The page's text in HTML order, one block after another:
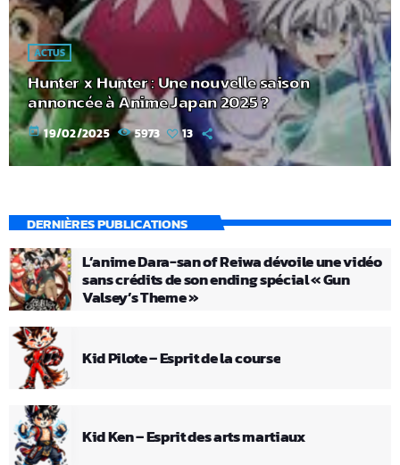
ACTUS
Hunter x Hunter : Une nouvelle saison
annoncée à Anime Japan 2025 ?
today 19/02/2025 5973 13
DERNIÈRES PUBLICATIONS
L’anime Dara-san of Reiwa dévoile une vidéo
sans crédits de son ending spécial « Gun
Valsey’s Theme »
Kid Pilote – Esprit de la course
Kid Ken – Esprit des arts martiaux